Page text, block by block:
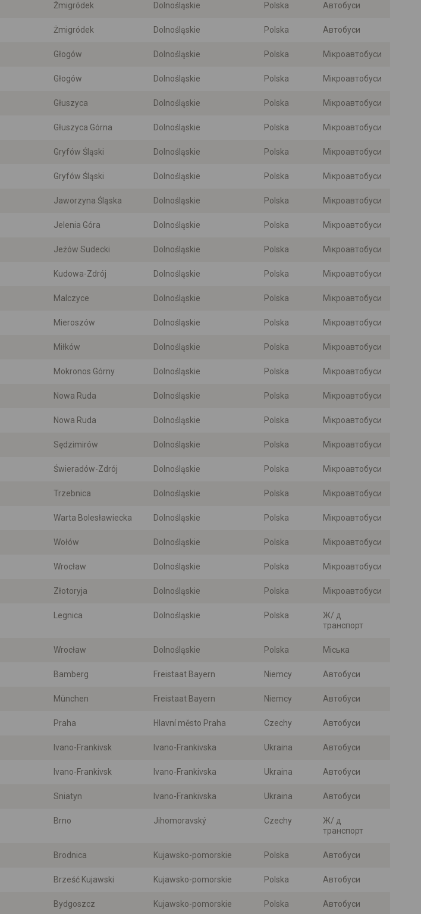
Żmigródek Dolnośląskie Polska Автобуси
Żmigródek Dolnośląskie Polska Автобуси
Głogów Dolnośląskie Polska Мікроавтобуси
Głogów Dolnośląskie Polska Мікроавтобуси
Głuszyca Dolnośląskie Polska Мікроавтобуси
Głuszyca Górna Dolnośląskie Polska Мікроавтобуси
Gryfów Śląski Dolnośląskie Polska Мікроавтобуси
Gryfów Śląski Dolnośląskie Polska Мікроавтобуси
Jaworzyna Śląska Dolnośląskie Polska Мікроавтобуси
Jelenia Góra Dolnośląskie Polska Мікроавтобуси
Jeżów Sudecki Dolnośląskie Polska Мікроавтобуси
Kudowa-Zdrój Dolnośląskie Polska Мікроавтобуси
Malczyce Dolnośląskie Polska Мікроавтобуси
Mieroszów Dolnośląskie Polska Мікроавтобуси
Miłków Dolnośląskie Polska Мікроавтобуси
Mokronos Górny Dolnośląskie Polska Мікроавтобуси
Nowa Ruda Dolnośląskie Polska Мікроавтобуси
Nowa Ruda Dolnośląskie Polska Мікроавтобуси
Sędzimirów Dolnośląskie Polska Мікроавтобуси
Świeradów-Zdrój Dolnośląskie Polska Мікроавтобуси
Trzebnica Dolnośląskie Polska Мікроавтобуси
Warta Bolesławiecka Dolnośląskie Polska Мікроавтобуси
Wołów Dolnośląskie Polska Мікроавтобуси
Wrocław Dolnośląskie Polska Мікроавтобуси
Złotoryja Dolnośląskie Polska Мікроавтобуси
Legnica Dolnośląskie Polska
Ж/ д
транспорт
Wrocław Dolnośląskie Polska Міська
Bamberg Freistaat Bayern Niemcy Автобуси
München Freistaat Bayern Niemcy Автобуси
Praha Hlavní město Praha Czechy Автобуси
Ivano-Frankivsk Ivano-Frankivska Ukraina Автобуси
Ivano-Frankivsk Ivano-Frankivska Ukraina Автобуси
Sniatyn Ivano-Frankivska Ukraina Автобуси
Brno Jihomoravský Czechy
Ж/ д
транспорт
Brodnica Kujawsko-pomorskie Polska Автобуси
Brześć Kujawski Kujawsko-pomorskie Polska Автобуси
Bydgoszcz Kujawsko-pomorskie Polska Автобуси